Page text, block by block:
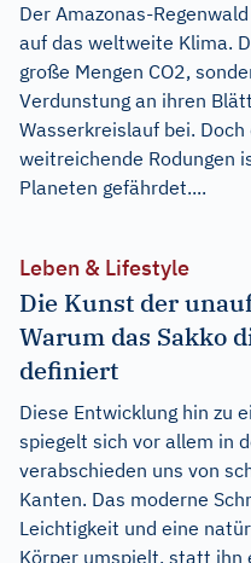
Der Amazonas-
auf das weltweite Klima.
große Mengen CO2,
Verdunstung an ihren
Wasserkreislauf bei.
weitreichende Rodungen
Planeten gefährdet....
Leben & Lifestyle
Die Kunst der
Warum das Sakko
definiert
Diese Entwicklung hin zu
spiegelt sich vor allem in
verabschieden uns von
Kanten. Das moderne
Leichtigkeit und eine
Körper umspielt, statt ihn